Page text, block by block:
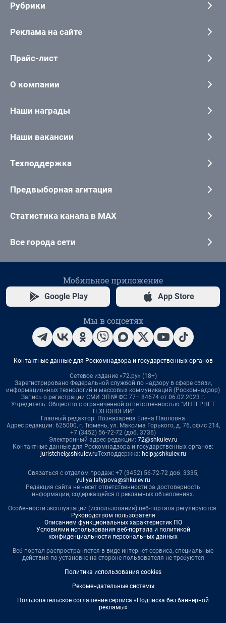
Рубрики
Реклама на сайте
Прайс-лист
О компании
Наши награды
Наши вакансии
Техподдержка
Предвыборная агитация
Статистика канала в MAX
Все города сети
Мобильное приложение
Google Play App Store
Мы в соцсетях
Контактные данные для Роскомнадзора и государственных органов
Сетевое издание «72.ру» (18+)
Зарегистрировано Федеральной службой по надзору в сфере связи,
информационных технологий и массовых коммуникаций (Роскомнадзор)
Запись о регистрации СМИ ЭЛ № ФС 77– 84674 от 06.02.2023 г.
Учредитель: Общество с ограниченной ответственностью "ИНТЕРНЕТ
ТЕХНОЛОГИИ"
Главный редактор: Познахарева Елена Павловна
Адрес редакции: 625000, г. Тюмень, ул. Максима Горького, д. 76, офис 214,
+7 (3452) 56-72-72 (доб. 3736)
Электронный адрес редакции: 72@shkulev.ru
Контактные данные для Роскомнадзора и государственных органов:
juristchel@shkulev.ruТехподдержка: help@shkulev.ru
Связаться с отделом продаж: +7 (3452) 56-72-72 доб. 3335,
yuliya.latypova@shkulev.ru
Редакция сайта не несет ответственности за достоверность
информации, содержащейся в рекламных объявлениях.
Особенности эксплуатации (использования) веб-портала регулируются:
Руководством пользователя
Описанием функциональных характеристик ПО
Условиями использования веб-портала и политикой
конфиденциальности персональных данных
Веб-портал распространяется в виде интернет-сервиса, специальные
действия по установке на стороне пользователя не требуются
Политика использования cookies
Рекомендательные системы
Пользовательское соглашение сервиса «Подписка без баннерной
рекламы»